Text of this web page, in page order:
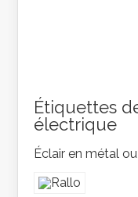
Étiquettes
électrique
Éclair en métal